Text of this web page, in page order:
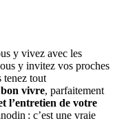
y vivez avec les
y invitez vos proches
tenez tout
vivre, parfaitement
l’entretien de votre
: c’est une vraie